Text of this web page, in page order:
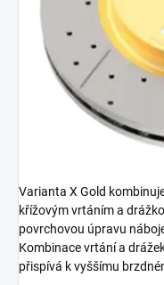
Varianta X Gold
křížovým vrtáním a
povrchovou úpravu
Kombinace vrtání a
přispívá k vyššímu